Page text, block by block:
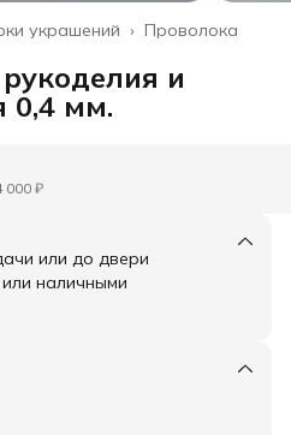
Проволока
украшений ›
и
0,4 мм.
000 ₽
или до двери
наличными